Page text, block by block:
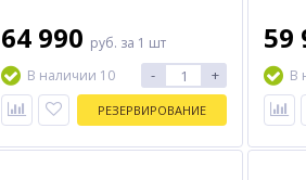
64 990 руб. за 1 шт
В наличии 10
- +
РЕЗЕРВИРОВАНИЕ
59
В